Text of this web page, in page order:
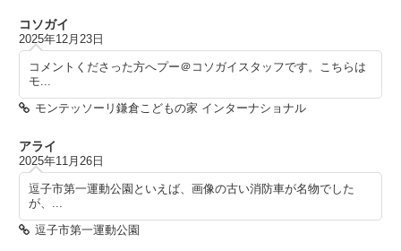
コソガイ
2025年12月23日
コメントくださった方へプー＠コソガイスタッフです。こちらは
モ...
モンテッソーリ鎌倉こどもの家 インターナショナル
アライ
2025年11月26日
逗子市第一運動公園といえば、画像の古い消防車が名物でした
が、...
逗子市第一運動公園